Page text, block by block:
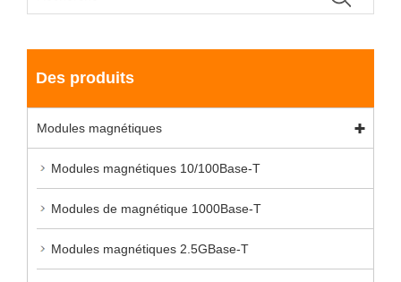
Des produits
Modules magnétiques
Modules magnétiques 10/100Base-T
Modules de magnétique 1000Base-T
Modules magnétiques 2.5GBase-T